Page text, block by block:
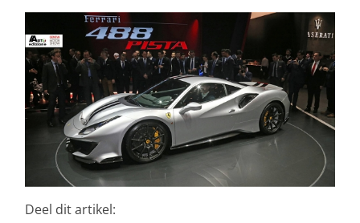
Deel dit artikel: